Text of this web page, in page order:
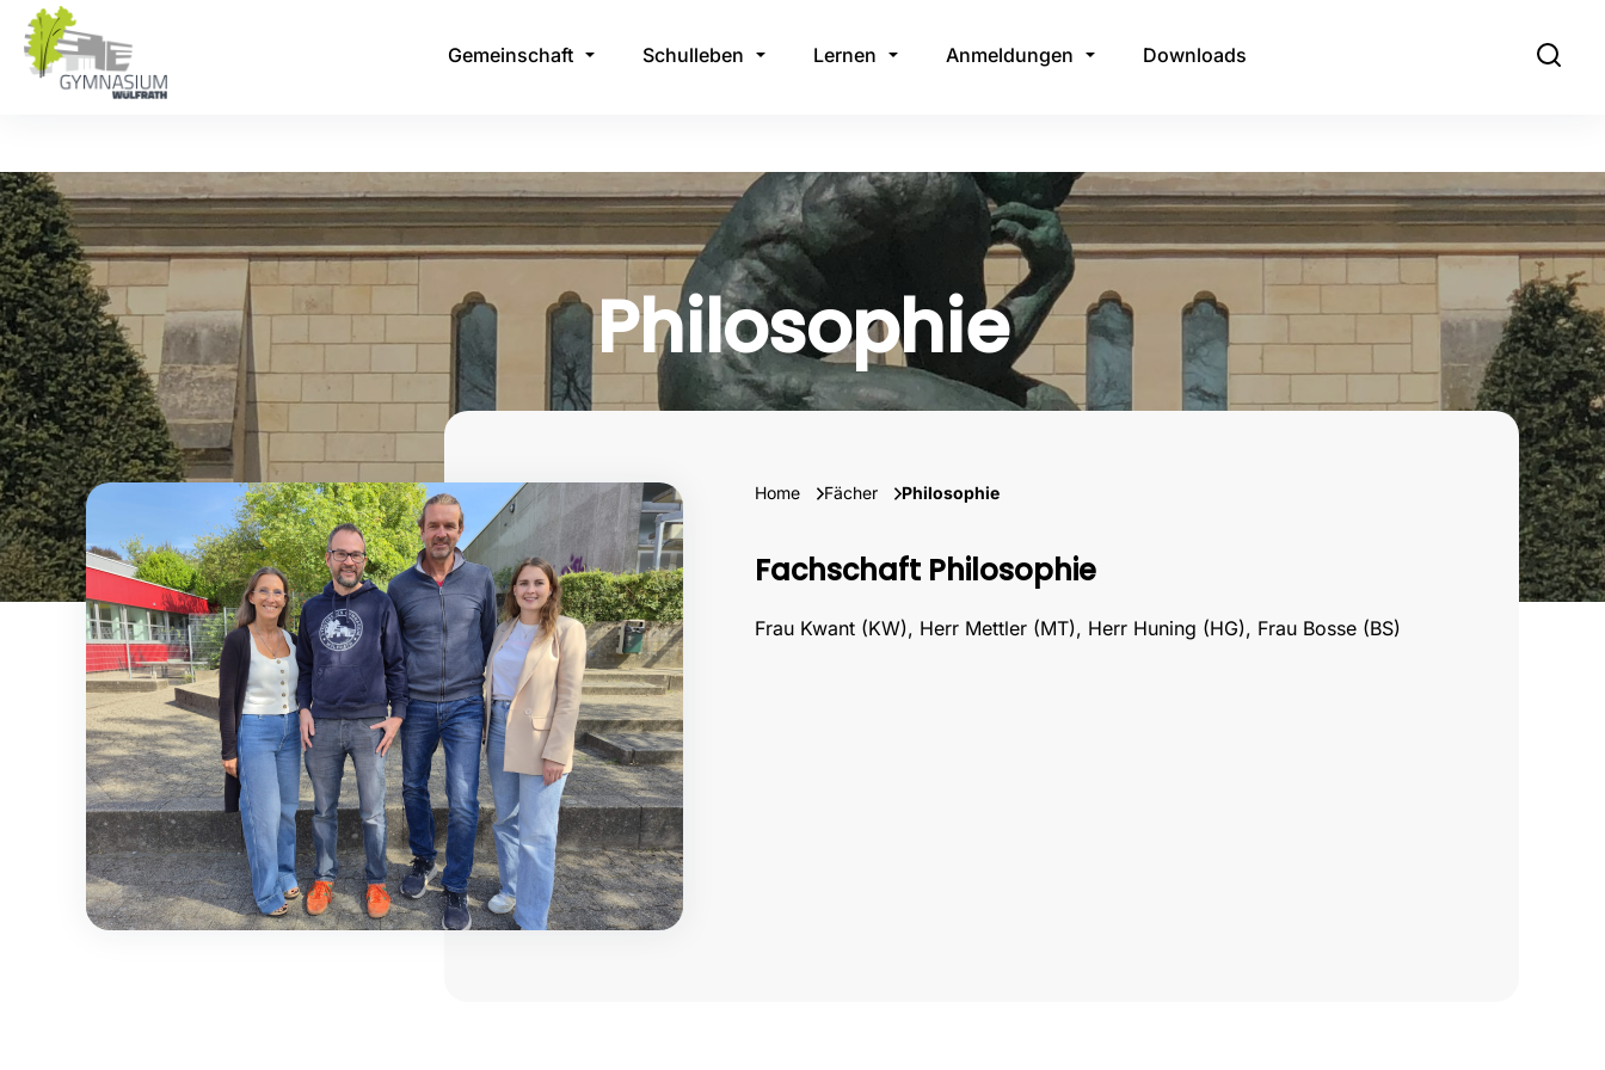
Gemeinschaft Schulleben Lernen Anmeldungen Downloads
Philosophie
Home Fächer Philosophie
Fachschaft Philosophie
Frau Kwant (KW), Herr Mettler (MT), Herr Huning (HG), Frau Bosse (BS)